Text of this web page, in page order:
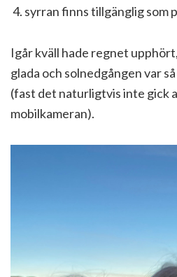
syrran finns tillgänglig som
Igår kväll hade regnet
glada och solnedgången var
(fast det naturligtvis inte gick
mobilkameran).